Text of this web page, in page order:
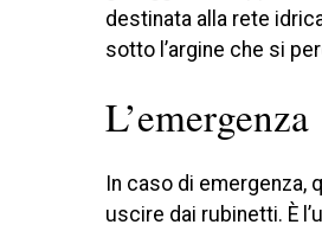
destinata alla rete
sotto l’argine che si
L’emergenza
In caso di emergenza,
uscire dai rubinetti. È